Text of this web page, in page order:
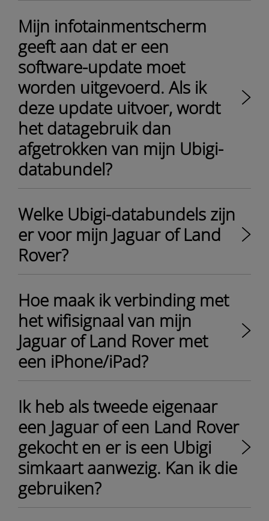
Mijn infotainmentscherm
geeft aan dat er een
software-update moet
worden uitgevoerd. Als ik
deze update uitvoer, wordt
het datagebruik dan
afgetrokken van mijn Ubigi-
databundel?
Welke Ubigi-databundels zijn
er voor mijn Jaguar of Land
Rover?
Hoe maak ik verbinding met
het wifisignaal van mijn
Jaguar of Land Rover met
een iPhone/iPad?
Ik heb als tweede eigenaar
een Jaguar of een Land Rover
gekocht en er is een Ubigi
simkaart aanwezig. Kan ik die
gebruiken?